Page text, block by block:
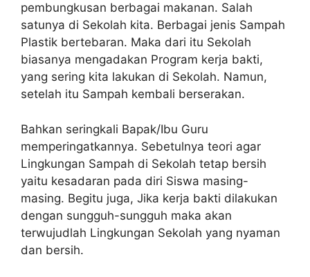
pembungkusan berbagai makanan. Salah
satunya di Sekolah kita. Berbagai jenis Sampah
Plastik bertebaran. Maka dari itu Sekolah
biasanya mengadakan Program kerja bakti,
yang sering kita lakukan di Sekolah. Namun,
setelah itu Sampah kembali berserakan.
Bahkan seringkali Bapak/Ibu Guru
memperingatkannya. Sebetulnya teori agar
Lingkungan Sampah di Sekolah tetap bersih
yaitu kesadaran pada diri Siswa masing-
masing. Begitu juga, Jika kerja bakti dilakukan
dengan sungguh-sungguh maka akan
terwujudlah Lingkungan Sekolah yang nyaman
dan bersih.